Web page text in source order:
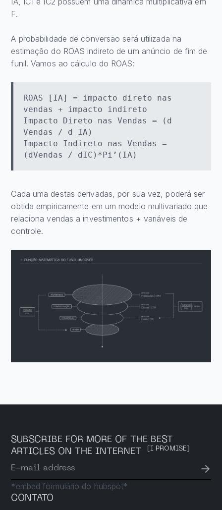
F.
A probabilidade de conversão será utilizada na
estimação do ROAS indireto de um anúncio de fim de
funil. Vamos ao cálculo do ROAS:
ROAS [IA] = impacto direto nas
vendas + impacto indireto
Impacto Direto nas Vendas = (d
Vendas / d IA)
Impacto Indireto nas Vendas =
(dVendas / dIC)*Pi’(IA)
Cada uma destas derivadas, por sua vez, poderá ser
obtida empiricamente em um modelo multivariado que
relaciona vendas a investimentos + variáveis de
controle.
SUBSCRIBE FOR MORE OF THE BEST
ARTICLES ON THE INTERNET
[I PROMISE]
E-mail address →
*embed formulário do hubspot*
CONTATO